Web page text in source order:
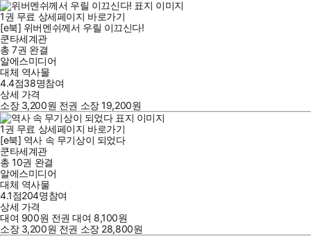
1권 무료 상세페이지 바로가기
[e북] 위버멘쉬께서 우릴 이끄신다!
쿤타세계관
총 7권 완결
알에스미디어
대체 역사물
4.4점38명참여
상세 가격
소장 3,200원 전권 소장19,200원
1권 무료 상세페이지 바로가기
[e북] 역사 속 무기상이 되었다
쿤타세계관
총 10권 완결
알에스미디어
대체 역사물
4.1점204명참여
상세 가격
대여 900원 전권 대여 8,100원
소장 3,200원 전권 소장 28,800원